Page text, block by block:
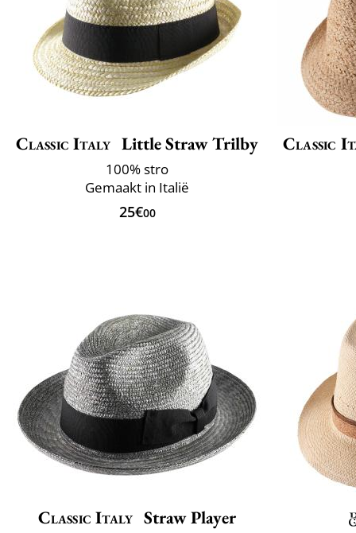
Classic Italy Little Straw Trilby
100% stro
Gemaakt in Italië
25€00
Classic
Classic Italy Straw Player